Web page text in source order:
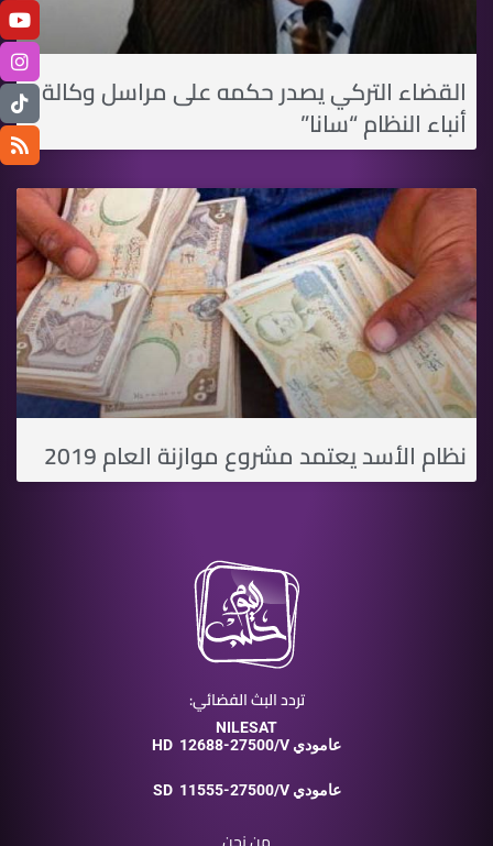
القضاء التركي يصدر حكمه على مراسل وكالة
أنباء النظام “سانا”
نظام الأسد يعتمد مشروع موازنة العام 2019
تردد البث الفضائي:
NILESAT
HD
12688-27500/V عامودي
SD 11555-27500/V عامودي